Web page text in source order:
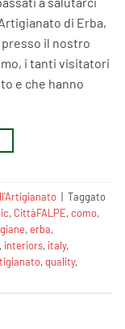
di Erba,
il nostro
i tanti visitatori
e che hanno
| Taggato
, CittàFALPE,como,
,erba,
, interiors‬, italy,
,quality‬,